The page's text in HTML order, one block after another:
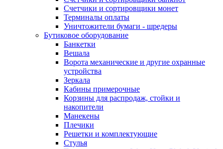
Счетчики и сортировщики монет
Терминалы оплаты
Уничтожители бумаги - шредеры
Бутиковое оборудование
Банкетки
Вешала
Ворота механические и другие охранные
устройства
Зеркала
Кабины примерочные
Корзины для распродаж, стойки и
накопители
Манекены
Плечики
Решетки и комплектующие
Стулья